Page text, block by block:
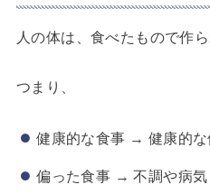
人の体は、食べたもので作ら
つまり、
健康的な食事 → 健康的な
偏った食事 → 不調や病気